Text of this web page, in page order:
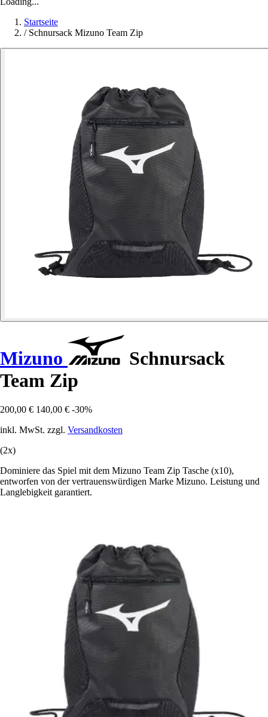
Startseite
/ Schnursack Mizuno Team Zip
Mizuno
Schnursack
Team Zip
200,00 € 140,00 € -30%
inkl. MwSt. zzgl. Versandkosten
(2x)
Dominiere das Spiel mit dem Mizuno Team Zip Tasche (x10),
entworfen von der vertrauenswürdigen Marke Mizuno. Leistung und
Langlebigkeit garantiert.